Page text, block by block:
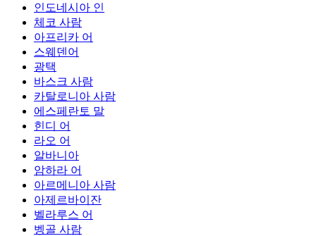
인도네시아 인
체코 사람
아프리카 어
스웨덴어
광택
바스크 사람
카탈로니아 사람
에스페란토 말
힌디 어
라오 어
알바니아
암하라 어
아르메니아 사람
아제르바이잔
벨라루스 어
벵골 사람